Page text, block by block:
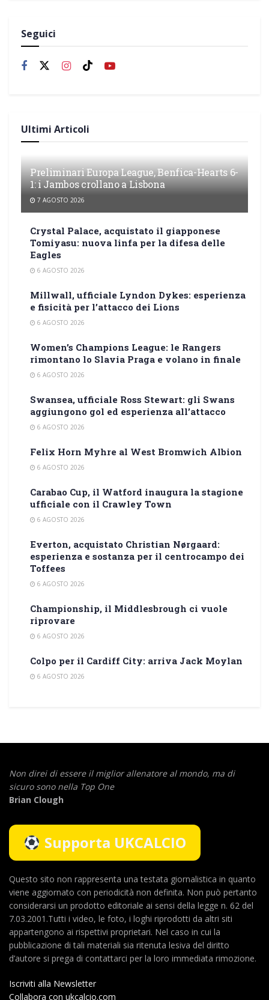
Seguici
Ultimi Articoli
Preliminari Europa League, Benfica-Hearts 6-
1: i Jambos crollano a Lisbona
7 AGOSTO 2026
Crystal Palace, acquistato il giapponese
Tomiyasu: nuova linfa per la difesa delle
Eagles
6 AGOSTO 2026
Millwall, ufficiale Lyndon Dykes: esperienza
e fisicità per l’attacco dei Lions
6 AGOSTO 2026
Women’s Champions League: le Rangers
rimontano lo Slavia Praga e volano in finale
6 AGOSTO 2026
Swansea, ufficiale Ross Stewart: gli Swans
aggiungono gol ed esperienza all’attacco
6 AGOSTO 2026
Felix Horn Myhre al West Bromwich Albion
6 AGOSTO 2026
Carabao Cup, il Watford inaugura la stagione
ufficiale con il Crawley Town
6 AGOSTO 2026
Everton, acquistato Christian Nørgaard:
esperienza e sostanza per il centrocampo dei
Toffees
6 AGOSTO 2026
Championship, il Middlesbrough ci vuole
riprovare
6 AGOSTO 2026
Colpo per il Cardiff City: arriva Jack Moylan
6 AGOSTO 2026
Non direi di essere il miglior allenatore al mondo, ma di
sicuro sono nella Top One
Brian Clough
Supporta UKCALCIO
Questo sito non rappresenta una testata giornalistica in quanto
viene aggiornato con periodicità non definita. Non può pertanto
considerarsi un prodotto editoriale ai sensi della legge n. 62 del
7.03.2001.Tutti i video, le foto, i loghi riprodotti da altri siti
appartengono ai rispettivi proprietari. Nel caso in cui la
pubblicazione di tali materiali sia ritenuta lesiva del diritto
d’autore si prega di contattarci per la loro immediata rimozione.
Iscriviti alla Newsletter
Collabora con ukcalcio.com